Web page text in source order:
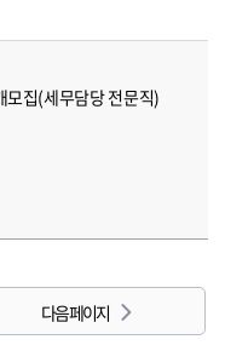
모집(세무담당 전문직)
다음 페이지